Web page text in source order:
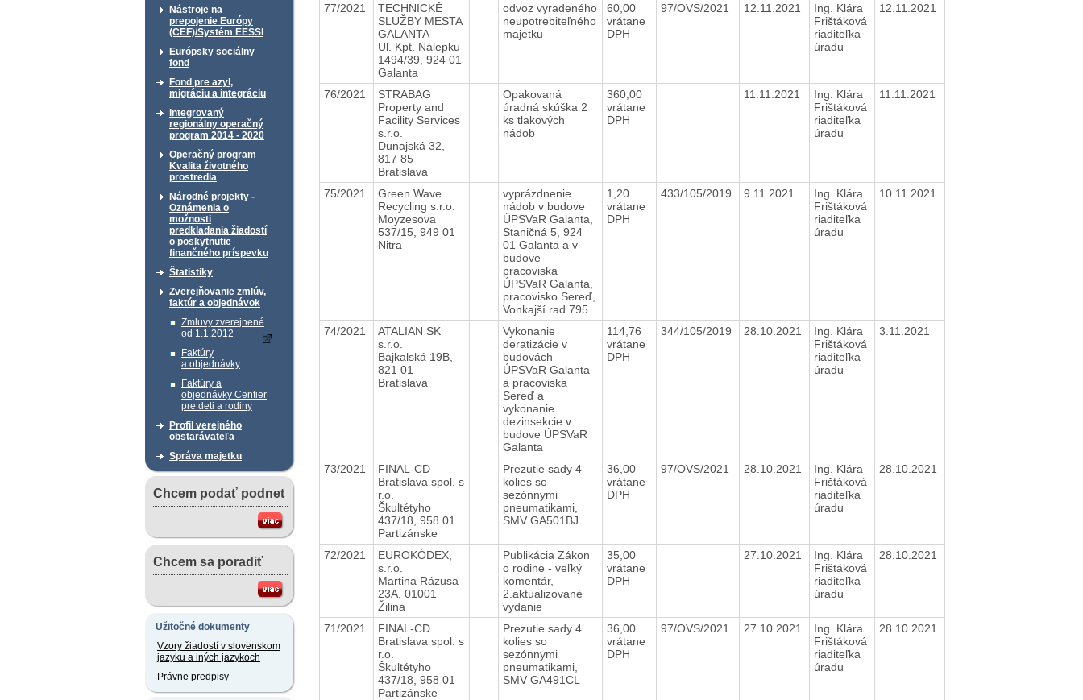
Nástroje na
prepojenie Európy
(CEF)/Systém EESSI
Európsky sociálny
fond
Fond pre azyl,
migráciu a integráciu
Integrovaný
regionálny operačný
program 2014 - 2020
Operačný program
Kvalita životného
prostredia
Národné projekty -
Oznámenia o
možnosti
predkladania žiadostí
o poskytnutie
finančného príspevku
Štatistiky
Zverejňovanie zmlúv,
faktúr a objednávok
Zmluvy zverejnené
od 1.1.2012
Faktúry
a objednávky
Faktúry a
objednávky Centier
pre deti a rodiny
Profil verejného
obstarávateľa
Správa majetku
Chcem podať podnet
Chcem sa poradiť
Užitočné dokumenty
Vzory žiadostí v slovenskom
jazyku a iných jazykoch
Právne predpisy
77/2021
TECHNICKĚ
SLUŽBY MESTA
GALANTA
Ul. Kpt. Nálepku
1494/39, 924 01
Galanta
odvoz vyradeného
neupotrebiteľného
majetku
60,00
vrátane
DPH
97/OVS/2021 12.11.2021
Ing. Klára
Frištáková
riaditeľka
úradu
12.11.2021
76/2021
STRABAG
Property and
Facility Services
s.r.o.
Dunajská 32,
817 85
Bratislava
Opakovaná
úradná skúška 2
ks tlakových
nádob
360,00
vrátane
DPH
11.11.2021
Ing. Klára
Frištáková
riaditeľka
úradu
11.11.2021
75/2021
Green Wave
Recycling s.r.o.
Moyzesova
537/15, 949 01
Nitra
vyprázdnenie
nádob v budove
ÚPSVaR Galanta,
Staničná 5, 924
01 Galanta a v
budove
pracoviska
ÚPSVaR Galanta,
pracovisko Sereď,
Vonkajší rad 795
1,20
vrátane
DPH
433/105/2019 9.11.2021
Ing. Klára
Frištáková
riaditeľka
úradu
10.11.2021
74/2021
ATALIAN SK
s.r.o.
Bajkalská 19B,
821 01
Bratislava
Vykonanie
deratizácie v
budovách
ÚPSVaR Galanta
a pracoviska
Sereď a
vykonanie
dezinsekcie v
budove ÚPSVaR
Galanta
114,76
vrátane
DPH
344/105/2019 28.10.2021
Ing. Klára
Frištáková
riaditeľka
úradu
3.11.2021
73/2021
FINAL-CD
Bratislava spol. s
r.o.
Škultétyho
437/18, 958 01
Partizánske
Prezutie sady 4
kolies so
sezónnymi
pneumatikami,
SMV GA501BJ
36,00
vrátane
DPH
97/OVS/2021 28.10.2021
Ing. Klára
Frištáková
riaditeľka
úradu
28.10.2021
72/2021
EUROKÓDEX,
s.r.o.
Martina Rázusa
23A, 01001
Žilina
Publikácia Zákon
o rodine - veľký
komentár,
2.aktualizované
vydanie
35,00
vrátane
DPH
27.10.2021
Ing. Klára
Frištáková
riaditeľka
úradu
28.10.2021
71/2021
FINAL-CD
Bratislava spol. s
r.o.
Škultétyho
437/18, 958 01
Partizánske
Prezutie sady 4
kolies so
sezónnymi
pneumatikami,
SMV GA491CL
36,00
vrátane
DPH
97/OVS/2021 27.10.2021
Ing. Klára
Frištáková
riaditeľka
úradu
28.10.2021